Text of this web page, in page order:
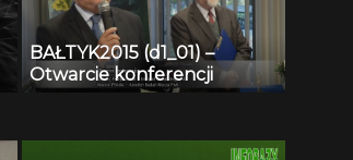
BAŁTYK2015 (d1_01) –
Otwarcie konferencji